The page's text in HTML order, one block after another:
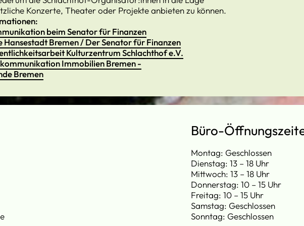
Konzerte, Theater oder Projekte anbieten zu können.
beim Senator für Finanzen
Hansestadt Bremen / Der Senator für Finanzen
Kulturzentrum Schlachthof e.V.
Immobilien Bremen -
Bremen
Büro-
Montag: Geschlossen
Dienstag: 13 – 18 Uhr
Mittwoch: 13 – 18 Uhr
Donnerstag: 10 – 15 Uhr
Freitag: 10 – 15 Uhr
Samstag: Geschlossen
Sonntag: Geschlossen